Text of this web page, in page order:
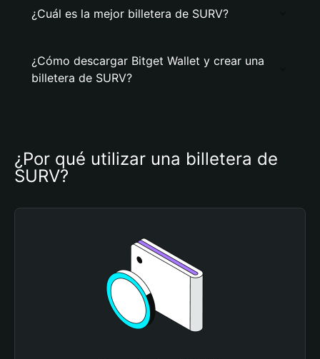
¿Cuál es la mejor billetera de SURV?
¿Cómo descargar Bitget Wallet y crear una
billetera de SURV?
¿Por qué utilizar una billetera de
SURV?